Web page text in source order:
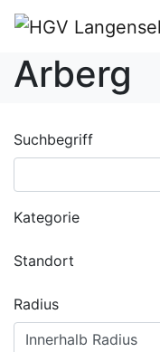
Arberg
Suchbegriff
Kategorie
Standort
Radius